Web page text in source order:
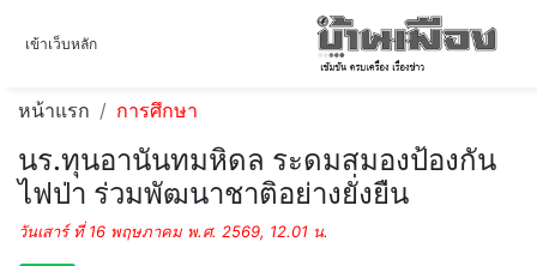
เข้าเว็บหลัก
หน้าแรก การศึกษา
นร.ทุนอานันทมหิดล ระดมสมองป้องกัน
ไฟป่า ร่วมพัฒนาชาติอย่างยั่งยืน
วันเสาร์ ที่ 16 พฤษภาคม พ.ศ. 2569, 12.01 น.